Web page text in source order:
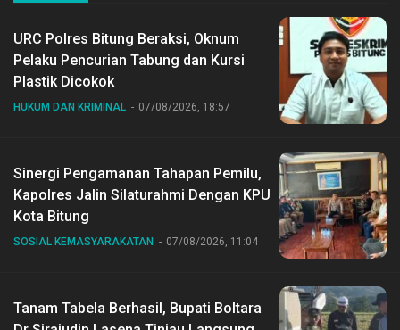
URC Polres Bitung Beraksi, Oknum
Pelaku Pencurian Tabung dan Kursi
Plastik Dicokok
HUKUM DAN KRIMINAL 07/08/2026, 18:57
Sinergi Pengamanan Tahapan Pemilu,
Kapolres Jalin Silaturahmi Dengan KPU
Kota Bitung
SOSIAL KEMASYARAKATAN 07/08/2026, 11:04
Tanam Tabela Berhasil, Bupati Boltara